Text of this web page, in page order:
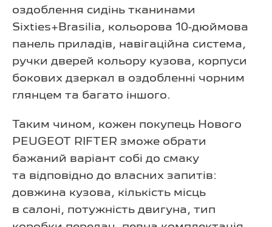
оздоблення сидінь тканинами
Sixties+Brasilia, кольорова 10-дюймова
панель приладів, навігаційна система,
ручки дверей кольору кузова, корпуси
бокових дзеркал в оздобленні чорним
глянцем та багато іншого.
Таким чином, кожен покупець Нового
PEUGEOT RIFTER зможе обрати
бажаний варіант собі до смаку
та відповідно до власних запитів:
довжина кузова, кількість місць
в салоні, потужність двигуна, тип